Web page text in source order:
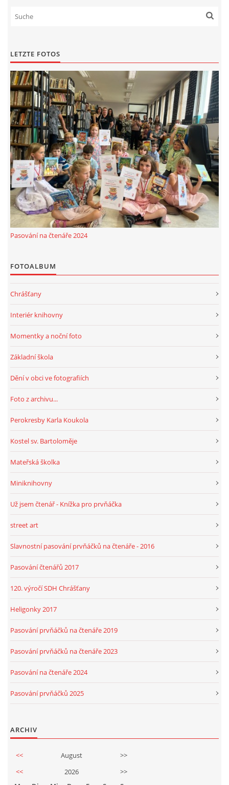
LETZTE FOTOS
Pasování na čtenáře 2024
FOTOALBUM
Chrášťany
Interiér knihovny
Momentky a noční foto
Základní škola
Dění v obci ve fotografiích
Foto z archivu...
Perokresby Karla Koukola
Kostel sv. Bartoloměje
Mateřská školka
Miniknihovny
Už jsem čtenář - Knížka pro prvňáčka
street art
Slavnostní pasování prvňáčků na čtenáře - 2016
Pasování čtenářů 2017
120. výročí SDH Chrášťany
Heligonky 2017
Pasování prvňáčků na čtenáře 2019
Pasování prvňáčků na čtenáře 2023
Pasování na čtenáře 2024
Pasování prvňáčků 2025
ARCHIV
<< August
>>
<<
2026
>>